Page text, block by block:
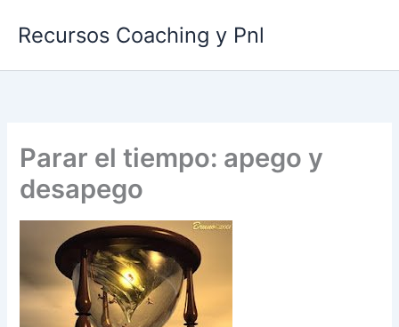
Recursos Coaching y Pnl
Parar el tiempo: apego y
desapego